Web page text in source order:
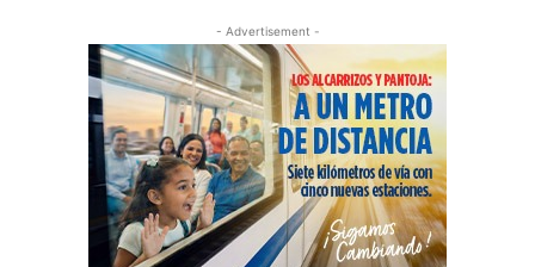
- Advertisement -